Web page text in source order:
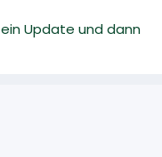
Update und dann